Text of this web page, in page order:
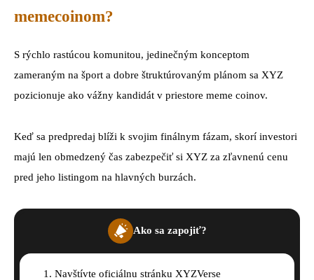
memecoinom?
S rýchlo rastúcou komunitou, jedinečným konceptom
zameraným na šport a dobre štruktúrovaným plánom sa XYZ
pozicionuje ako vážny kandidát v priestore meme coinov.
Keď sa predpredaj blíži k svojim finálnym fázam, skorí investori
majú len obmedzený čas zabezpečiť si XYZ za zľavnenú cenu
pred jeho listingom na hlavných burzách.
Ako sa zapojiť?
Navštívte oficiálnu stránku XYZVerse